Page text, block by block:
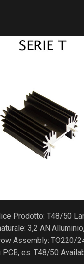
Prodotto: T48/50
3,2 AN
Assembly: TO220/
PCB, es. T48/50